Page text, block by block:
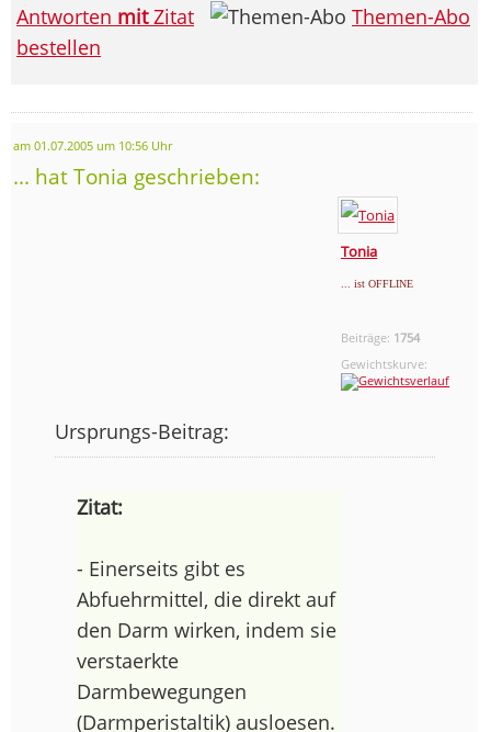
Antworten mitZitat
Themen-Abo
bestellen
am 01.07.2005 um 10:56 Uhr
... hat Tonia geschrieben:
Tonia
... ist OFFLINE
Beiträge: 1754
Gewichtskurve:
Ursprungs-Beitrag:
Zitat:
- Einerseits gibt es
Abfuehrmittel, die direkt auf
den Darm wirken, indem sie
verstaerkte
Darmbewegungen
(Darmperistaltik) ausloesen.